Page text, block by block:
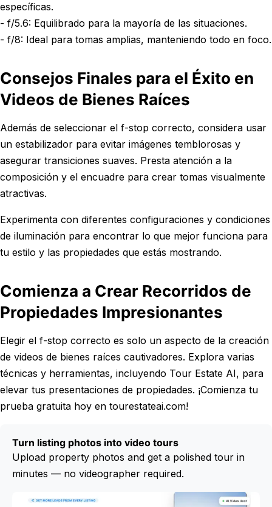
específicas.
- f/5.6: Equilibrado para la mayoría de las situaciones.
- f/8: Ideal para tomas amplias, manteniendo todo en foco.
Consejos Finales para el Éxito en
Videos de Bienes Raíces
Además de seleccionar el f-stop correcto, considera usar
un estabilizador para evitar imágenes temblorosas y
asegurar transiciones suaves. Presta atención a la
composición y el encuadre para crear tomas visualmente
atractivas.
Experimenta con diferentes configuraciones y condiciones
de iluminación para encontrar lo que mejor funciona para
tu estilo y las propiedades que estás mostrando.
Comienza a Crear Recorridos de
Propiedades Impresionantes
Elegir el f-stop correcto es solo un aspecto de la creación
de videos de bienes raíces cautivadores. Explora varias
técnicas y herramientas, incluyendo Tour Estate AI, para
elevar tus presentaciones de propiedades. ¡Comienza tu
prueba gratuita hoy en tourestateai.com!
Turn listing photos into video tours
Upload property photos and get a polished tour in
minutes — no videographer required.